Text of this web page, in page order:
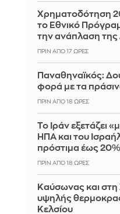
Χρηματοδότηση
το Εθνικό
την ανάπλαση
ΠΡΙΝ ΑΠΌ 17 ΏΡΕΣ
Παναθηναϊκός:
φορά με τα
ΠΡΙΝ ΑΠΌ 18 ΏΡΕΣ
Το Ιράν εξετάζει
ΗΠΑ και του
πρόστιμα έως
ΠΡΙΝ ΑΠΌ 18 ΏΡΕΣ
Καύσωνας και
υψηλής
Κελσίου